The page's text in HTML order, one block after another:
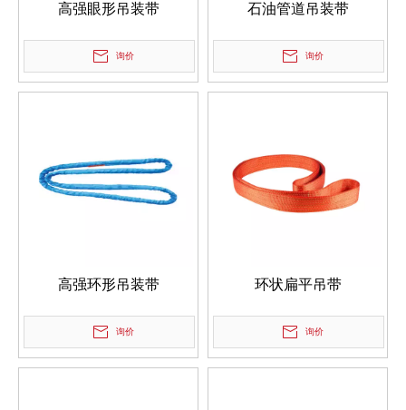
高强眼形吊装带
询价
石油管道吊装带
询价
高强环形吊装带
询价
环状扁平吊带
询价